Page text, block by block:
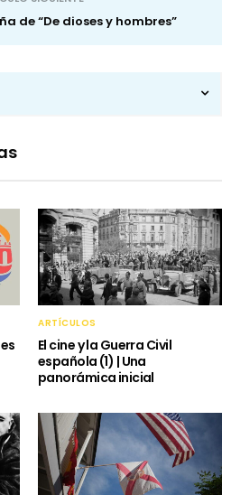
de “De dioses y hombres”
ARTÍCULOS
El cine y la Guerra Civil
española (1) | Una
panorámica inicial